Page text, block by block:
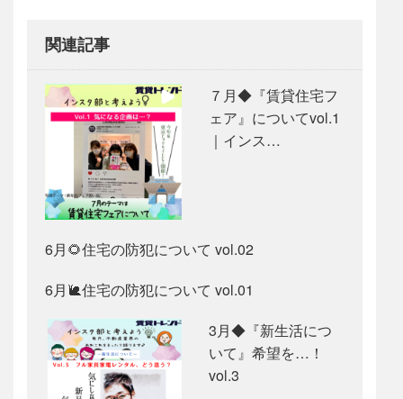
関連記事
７月◆『賃貸住宅フ
ェア』についてvol.1
｜インス…
6月🌻住宅の防犯について vol.02
6月🐌住宅の防犯について vol.01
3月◆『新生活につ
いて』希望を…！
vol.3